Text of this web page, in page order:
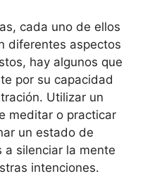
cada uno de ellos
diferentes aspectos
hay algunos que
por su capacidad
Utilizar un
meditar o practicar
un estado de
a silenciar la mente
intenciones.